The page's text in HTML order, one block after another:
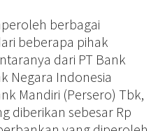
berbagai
beberapa pihak
dari PT Bank
Negara Indonesia
Mandiri (Persero) Tbk,
diberikan sebesar Rp